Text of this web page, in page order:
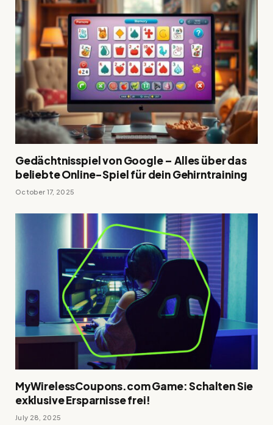
Gedächtnisspiel von Google – Alles über das
beliebte Online-Spiel für dein Gehirntraining
October 17, 2025
MyWirelessCoupons.com Game: Schalten Sie
exklusive Ersparnisse frei!
July 28, 2025